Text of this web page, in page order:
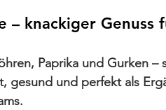
– knackiger Genuss
Paprika und Gurken
gesund und perfekt als